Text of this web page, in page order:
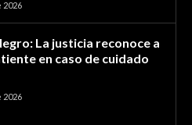
2026
La justicia reconoce a
en caso de cuidado
2026